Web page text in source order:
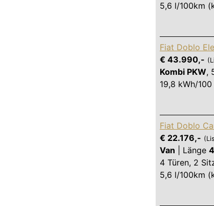
5,6 l/100km
Fiat Doblo
€ 43.990,-
Kombi PKW,
19,8 kWh/
Fiat Doblo
€ 22.176,-
Van Länge
4 Türen, 2
5,6 l/100km